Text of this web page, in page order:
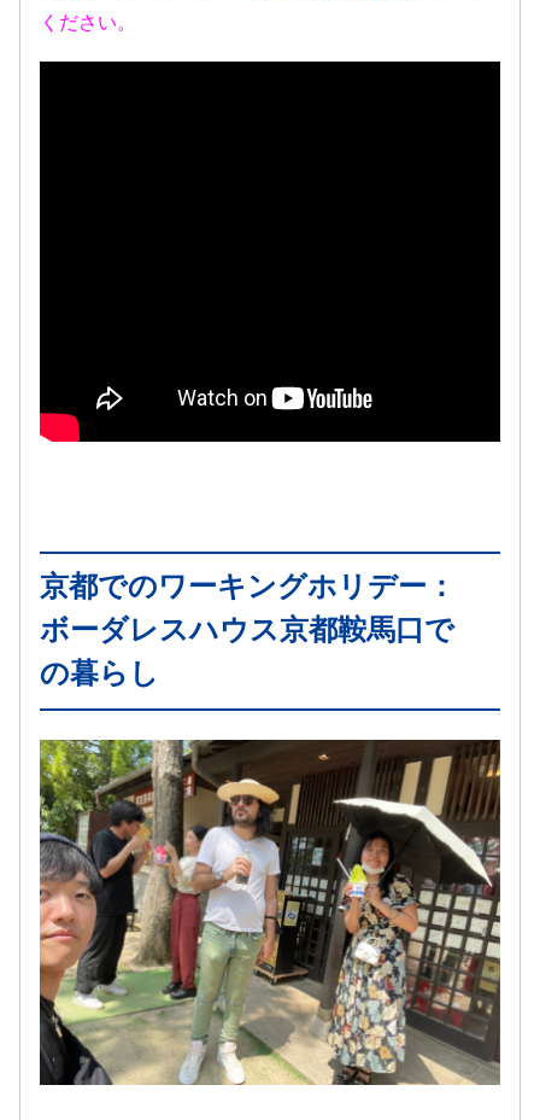
ください。
京都でのワーキングホリデー：
ボーダレスハウス京都鞍馬口で
の暮らし